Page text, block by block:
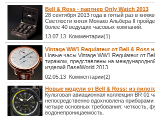
Bell & Ross - партнер Only Watch 2013
28 сентября 2013 года в пятый раз в
Светлости князя Монако Альбера II
более 40 ведущих часовых компаний.
13.07.13 Комментарии(1)
Vintage WW1 Regulateur от Bell & Ross
Новые часы Vintage WW1 Regulateur от
тиражом, представлены на
изделий BaselWorld 2013.
02.05.13 Комментарии(2)
Новые модели от Bell & Ross: из
Культовая авиационная коллекция BR 01
непосредственно вдохновлена
четыре основных требования: четкость,
водонепроницаемость.